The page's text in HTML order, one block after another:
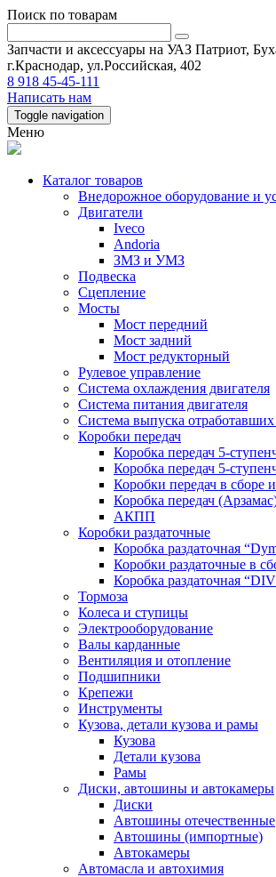
Поиск по товарам
Запчасти и аксессуары на УАЗ Патриот,
г.Краснодар, ул.Российская, 402
8 918 45-45-111
Написать нам
Toggle navigation
Меню
Каталог товаров
Внедорожное оборудование и
Двигатели
Iveco
Andoria
ЗМЗ и УМЗ
Подвеска
Сцепление
Мосты
Мост передний
Мост задний
Мост редукторный
Рулевое управление
Система охлаждения двигателя
Система питания двигателя
Система выпуска отработавших
Коробки передач
Коробка передач 5-
Коробка передач 5-
Коробки передач в сборе
Коробка передач
АКПП
Коробки раздаточные
Коробка раздаточная
Коробки раздаточные в
Коробка раздаточная
Тормоза
Колеса и ступицы
Электрооборудование
Валы карданные
Вентиляция и отопление
Подшипники
Крепежи
Инструменты
Кузова, детали кузова и рамы
Кузова
Детали кузова
Рамы
Диски, автошины и автокамеры
Диски
Автошины отечественные
Автошины (импортные)
Автокамеры
Автомасла и автохимия